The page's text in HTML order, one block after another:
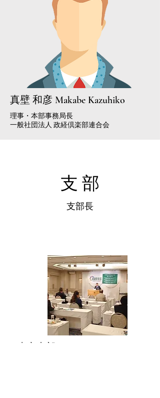
​真壁 和彦 Makabe Kazuhiko
​理事・本部事務局長
​一般社団法人 政経倶楽部連合会
​支 部
​支部長
東京支部